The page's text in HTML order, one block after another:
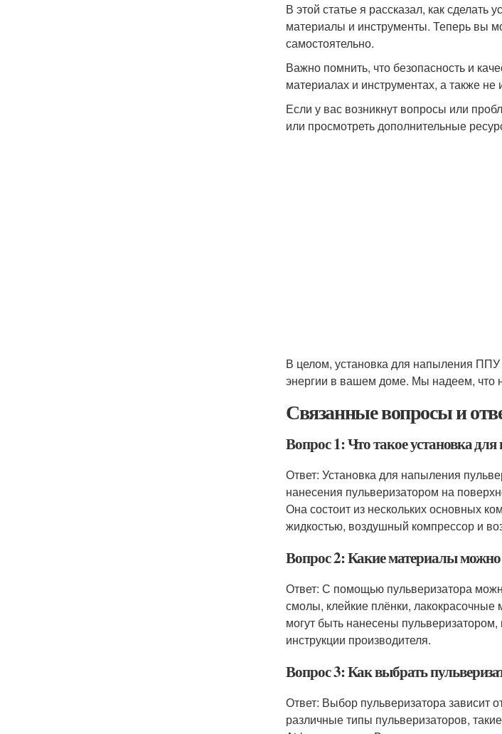
В этой статье я рассказал, как
материалы и инструменты. Теперь вы
самостоятельно.
Важно помнить, что безопасность и
материалах и инструментах, а также
Если у вас возникнут вопросы или
или просмотреть дополнительные
В целом, установка для напыления
энергии в вашем доме. Мы надеем, что
Связанные вопросы и
Вопрос 1: Что такое установка
Ответ: Установка для напыления
нанесения пульверизатором на
Она состоит из нескольких основных
жидкостью, воздушный компрессор и
Вопрос 2: Какие материалы
Ответ: С помощью пульверизатора
смолы, клейкие плёнки,
могут быть нанесены
инструкции производителя.
Вопрос 3: Как выбрать
Ответ: Выбор пульверизатора зависит
различные типы пульверизаторов,